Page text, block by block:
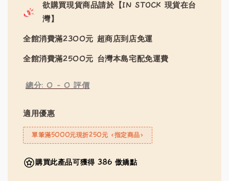
欲購買現貨商品請於【IN STOCK 現貨在台
灣】
全館消費滿2300元 超商店到店免運
全館消費滿2500元 台灣本島宅配免運費
總分: 0 - 0 評價
適用優惠
單筆滿5000元現折250元 <指定商品>
購買此產品可獲得 386 傲嬌點